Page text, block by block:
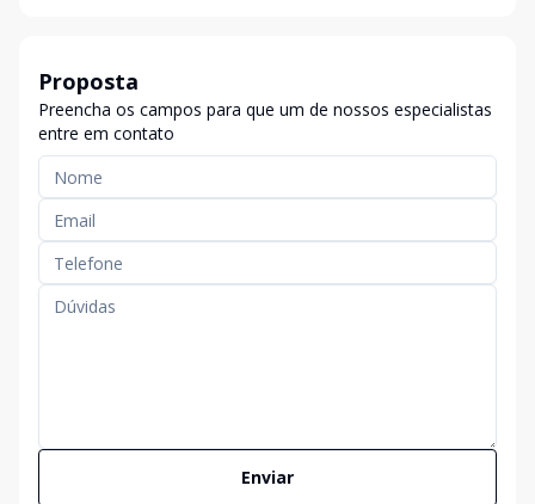
Proposta
Preencha os campos para que um de nossos especialistas
entre em contato
Enviar